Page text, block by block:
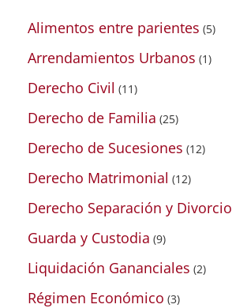
Alimentos entre parientes (5)
Arrendamientos Urbanos (1)
Derecho Civil (11)
Derecho de Familia (25)
Derecho de Sucesiones (12)
Derecho Matrimonial (12)
Derecho Separación y Divorcio
Guarda y Custodia (9)
Liquidación Gananciales (2)
Régimen Económico (3)